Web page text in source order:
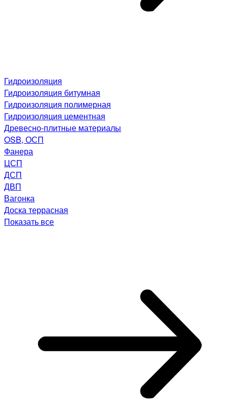
Гидроизоляция
Гидроизоляция битумная
Гидроизоляция полимерная
Гидроизоляция цементная
Древесно-плитные материалы
OSB, ОСП
Фанера
ЦСП
ДСП
ДВП
Вагонка
Доска террасная
Показать все